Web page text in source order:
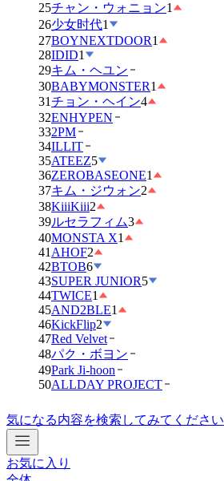
25チャン・ウォニョン1
26少女时代1
27BOYNEXTDOOR1
28IDID1
29キム・ヘユン
30BABYMONSTER1
31チョン・ヘイン4
32ENHYPEN
332PM
34ILLIT
35ATEEZ5
36ZEROBASEONE1
37キム・ジウォン2
38KiiiKiii2
39ルセラフィム3
40MONSTA X1
41 AHOF2
42BTOB6
43SUPER JUNIOR5
44TWICE1
45AND2BLE1
46KickFlip2
47Red Velvet
48パク・ボヨン
49Park Ji-hoon
50ALLDAY PROJECT
気になる内容を検索してみてください
お気に入り
01BTS(防